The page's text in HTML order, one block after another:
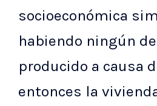
socioeconómica
habiendo ningún
producido a causa
entonces la